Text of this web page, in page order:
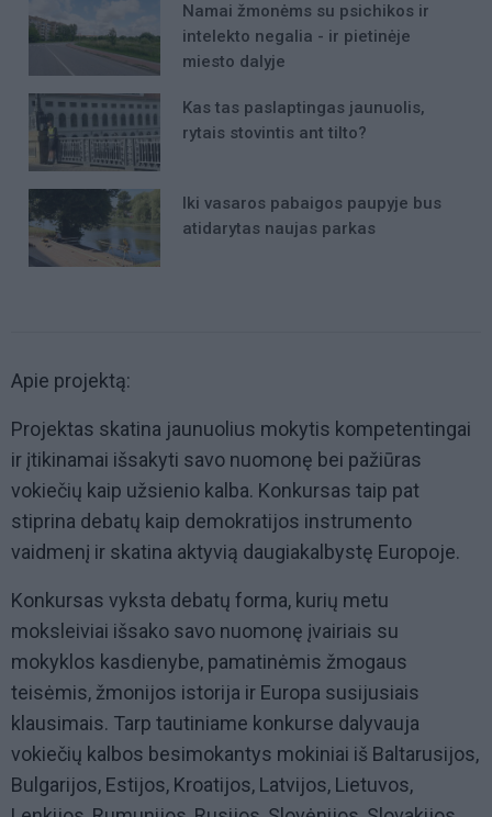
Namai žmonėms su psichikos ir
intelekto negalia - ir pietinėje
miesto dalyje
Kas tas paslaptingas jaunuolis,
rytais stovintis ant tilto?
Iki vasaros pabaigos paupyje bus
atidarytas naujas parkas
Apie projektą:
Projektas skatina jaunuolius mokytis kompetentingai
ir įtikinamai išsakyti savo nuomonę bei pažiūras
vokiečių kaip užsienio kalba. Konkursas taip pat
stiprina debatų kaip demokratijos instrumento
vaidmenį ir skatina aktyvią daugiakalbystę Europoje.
Konkursas vyksta debatų forma, kurių metu
moksleiviai išsako savo nuomonę įvairiais su
mokyklos kasdienybe, pamatinėmis žmogaus
teisėmis, žmonijos istorija ir Europa susijusiais
klausimais. Tarp tautiniame konkurse dalyvauja
vokiečių kalbos besimokantys mokiniai iš Baltarusijos,
Bulgarijos, Estijos, Kroatijos, Latvijos, Lietuvos,